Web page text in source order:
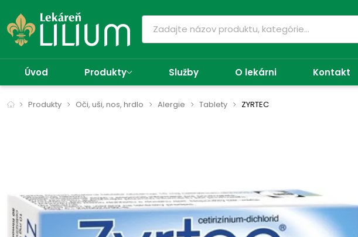
Úvod Produkty Služby O lekárni Kontakt
Produkty Oči, uši, nos, hrdlo Alergie Tablety ZYRTEC